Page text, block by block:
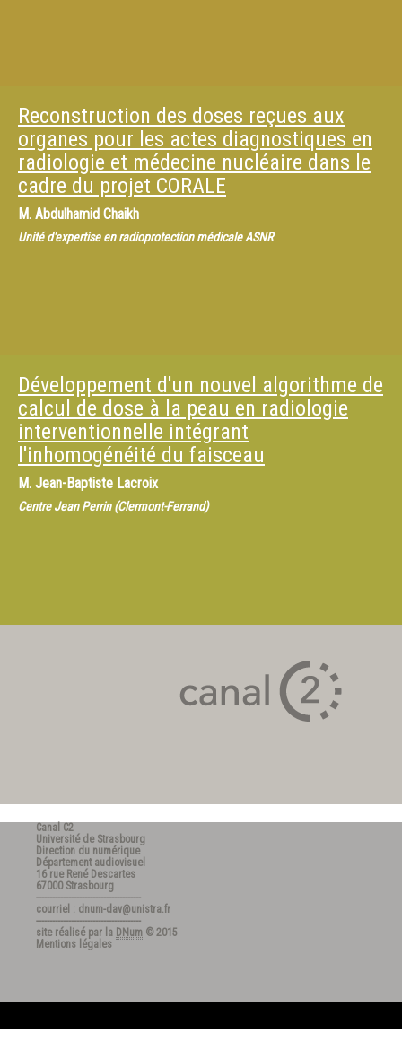
Reconstruction des doses reçues aux
organes pour les actes diagnostiques en
radiologie et médecine nucléaire dans le
cadre du projet CORALE
M. Abdulhamid Chaikh
Unité d'expertise en radioprotection médicale ASNR
Développement d'un nouvel algorithme de
calcul de dose à la peau en radiologie
interventionnelle intégrant
l'inhomogénéité du faisceau
M. Jean-Baptiste Lacroix
Centre Jean Perrin (Clermont-Ferrand)
Canal C2
Université de Strasbourg
Direction du numérique
Département audiovisuel
16 rue René Descartes
67000 Strasbourg
---------------------------------------
courriel : dnum-dav@unistra.fr
---------------------------------------
site réalisé par la DNum © 2015
Mentions légales